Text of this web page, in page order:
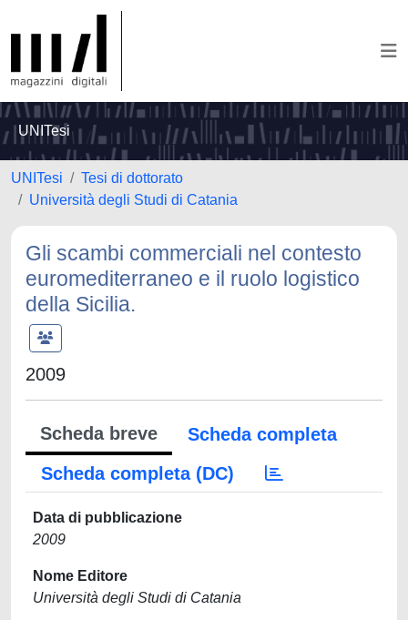
UNITesi
UNITesi
Tesi di dottorato
Università degli Studi di Catania
Gli scambi commerciali nel contesto
euromediterraneo e il ruolo logistico
della Sicilia.
2009
Scheda breve
Scheda completa
Scheda completa (DC)
Data di pubblicazione
2009
Nome Editore
Università degli Studi di Catania